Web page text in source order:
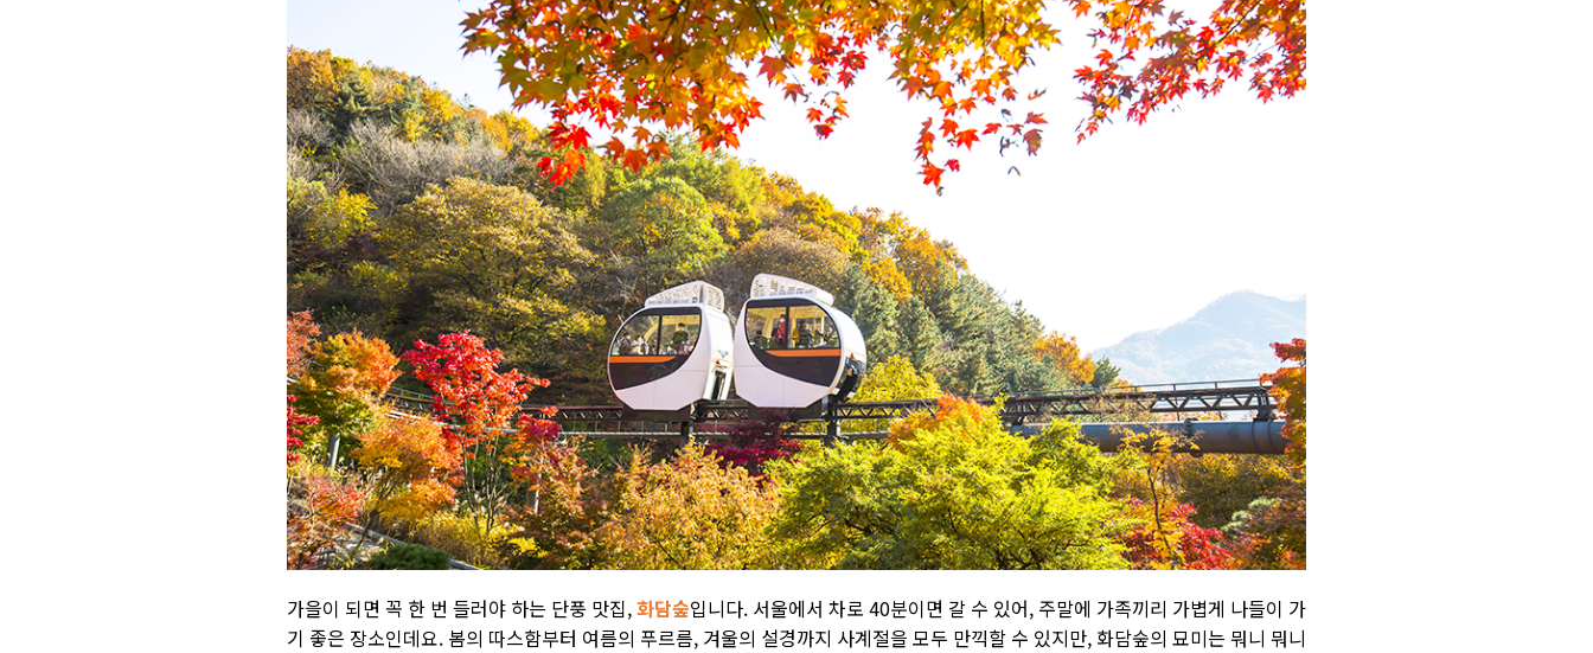
가을이 되면 꼭 한 번 들러야 하는 단풍 맛집,화담숲입니다. 서울에서 차로 40분이면 갈 수 있어, 주말에 가족끼리 가볍게 나들이 가
기 좋은 장소인데요. 봄의 따스함부터 여름의 푸르름, 겨울의 설경까지 사계절을 모두 만끽할 수 있지만, 화담숲의 묘미는 뭐니 뭐니